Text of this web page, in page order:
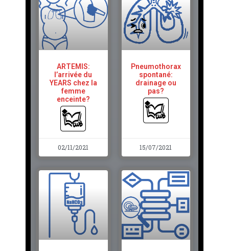
ARTEMIS:
l’arrivée du
YEARS chez la
femme
enceinte?
02/11/2021
Pneumothorax
spontané:
drainage ou
pas?
15/07/2021